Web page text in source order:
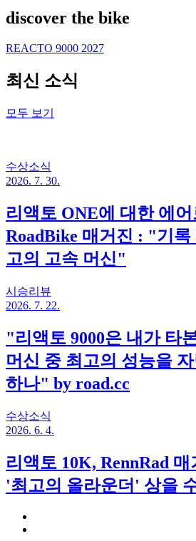
discover the bike
REACTO 9000 2027
최신 소식
모두 보기
수상소식
2026. 7. 30.
리액토 ONE에 대한 에
RoadBike 매거진 : "기록
고의 고속 머신"
시승리뷰
2026. 7. 22.
"리액토 9000은 내가 타
머신 중 최고의 성능을
하나" by road.cc
수상소식
2026. 6. 4.
리액토 10K, RennRad 매
'최고의 올라운더' 상을